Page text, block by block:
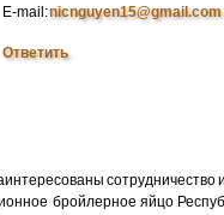
E-mail:nicnguyen15@gmail.com
Ответить
сотрудничество
бройлерное яйцо